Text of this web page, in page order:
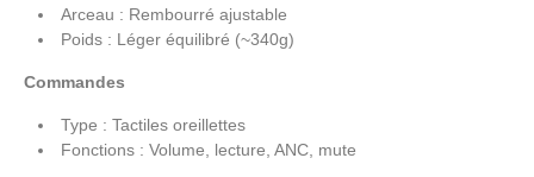
Arceau : Rembourré ajustable
Poids : Léger équilibré (~340g)
Commandes
Type : Tactiles oreillettes
Fonctions : Volume, lecture, ANC, mute